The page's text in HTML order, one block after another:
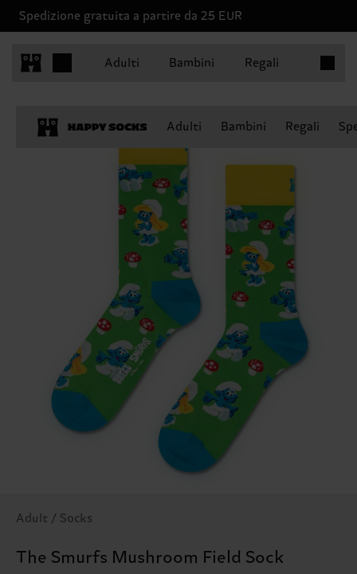
Spedizione gratuita a partire da 25 EUR
Adulti Bambini Regali
Adulti Bambini Regali
Adult / Socks
The Smurfs Mushroom Field Sock